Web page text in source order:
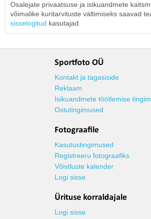
Osalejate privaatsuse ja isikuandmete
võimalike kuritarvituste vältimiseks saavad
sisselogitud kasutajad.
Sportfoto OÜ
Kontakt ja tagasiside
Reklaam
Isikuandmete töötlemise
Ostutingimused
Fotograafile
Kasutustingimused
Registreeru fotograafiks
Võistluste kalender
Logi sisse
Ürituse korraldajale
Logi sisse